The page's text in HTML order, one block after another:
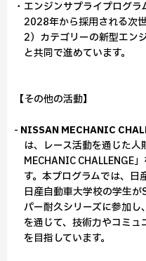
・エンジンサプライプログラ
2028年から採用される次
2）カテゴリーの新型エン
と共同で進めています。
【その他の活動】
- NISSAN MECHANIC
は、レース活動を通じた
MECHANIC CHALLENGE
す。本プログラムでは、
日産自動車大学校の学生
パー耐久シリーズに参加
を通じて、技術力やコミ
を目指しています。